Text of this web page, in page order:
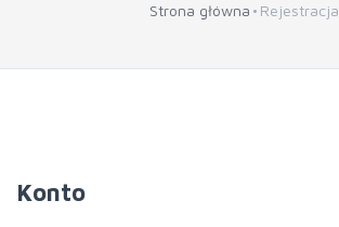
Strona główna Rejestracja
Konto